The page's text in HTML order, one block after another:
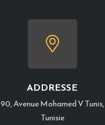
ADDRESSE
90, Avenue Mohamed V Tunis,
Tunisie